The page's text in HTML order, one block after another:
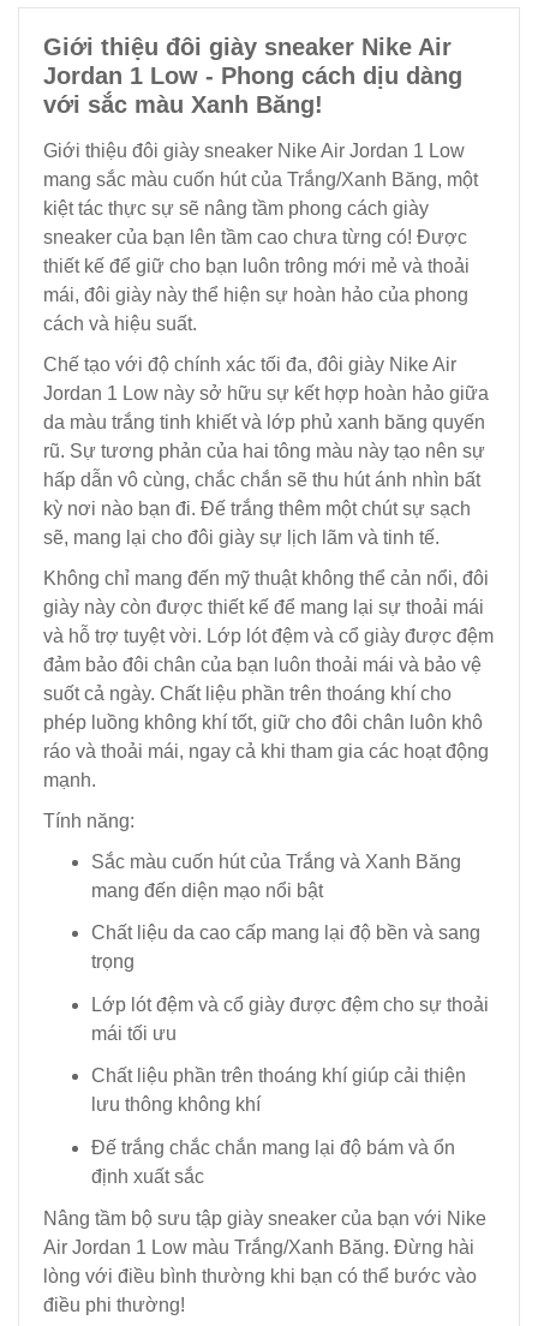
Giới thiệu đôi giày sneaker Nike Air
Jordan 1 Low - Phong cách dịu dàng
với sắc màu Xanh Băng!
Giới thiệu đôi giày sneaker Nike Air Jordan 1 Low
mang sắc màu cuốn hút của Trắng/Xanh Băng, một
kiệt tác thực sự sẽ nâng tầm phong cách giày
sneaker của bạn lên tầm cao chưa từng có! Được
thiết kế để giữ cho bạn luôn trông mới mẻ và thoải
mái, đôi giày này thể hiện sự hoàn hảo của phong
cách và hiệu suất.
Chế tạo với độ chính xác tối đa, đôi giày Nike Air
Jordan 1 Low này sở hữu sự kết hợp hoàn hảo giữa
da màu trắng tinh khiết và lớp phủ xanh băng quyến
rũ. Sự tương phản của hai tông màu này tạo nên sự
hấp dẫn vô cùng, chắc chắn sẽ thu hút ánh nhìn bất
kỳ nơi nào bạn đi. Đế trắng thêm một chút sự sạch
sẽ, mang lại cho đôi giày sự lịch lãm và tinh tế.
Không chỉ mang đến mỹ thuật không thể cản nổi, đôi
giày này còn được thiết kế để mang lại sự thoải mái
và hỗ trợ tuyệt vời. Lớp lót đệm và cổ giày được đệm
đảm bảo đôi chân của bạn luôn thoải mái và bảo vệ
suốt cả ngày. Chất liệu phần trên thoáng khí cho
phép luồng không khí tốt, giữ cho đôi chân luôn khô
ráo và thoải mái, ngay cả khi tham gia các hoạt động
mạnh.
Tính năng:
Sắc màu cuốn hút của Trắng và Xanh Băng
mang đến diện mạo nổi bật
Chất liệu da cao cấp mang lại độ bền và sang
trọng
Lớp lót đệm và cổ giày được đệm cho sự thoải
mái tối ưu
Chất liệu phần trên thoáng khí giúp cải thiện
lưu thông không khí
Đế trắng chắc chắn mang lại độ bám và ổn
định xuất sắc
Nâng tầm bộ sưu tập giày sneaker của bạn với Nike
Air Jordan 1 Low màu Trắng/Xanh Băng. Đừng hài
lòng với điều bình thường khi bạn có thể bước vào
điều phi thường!